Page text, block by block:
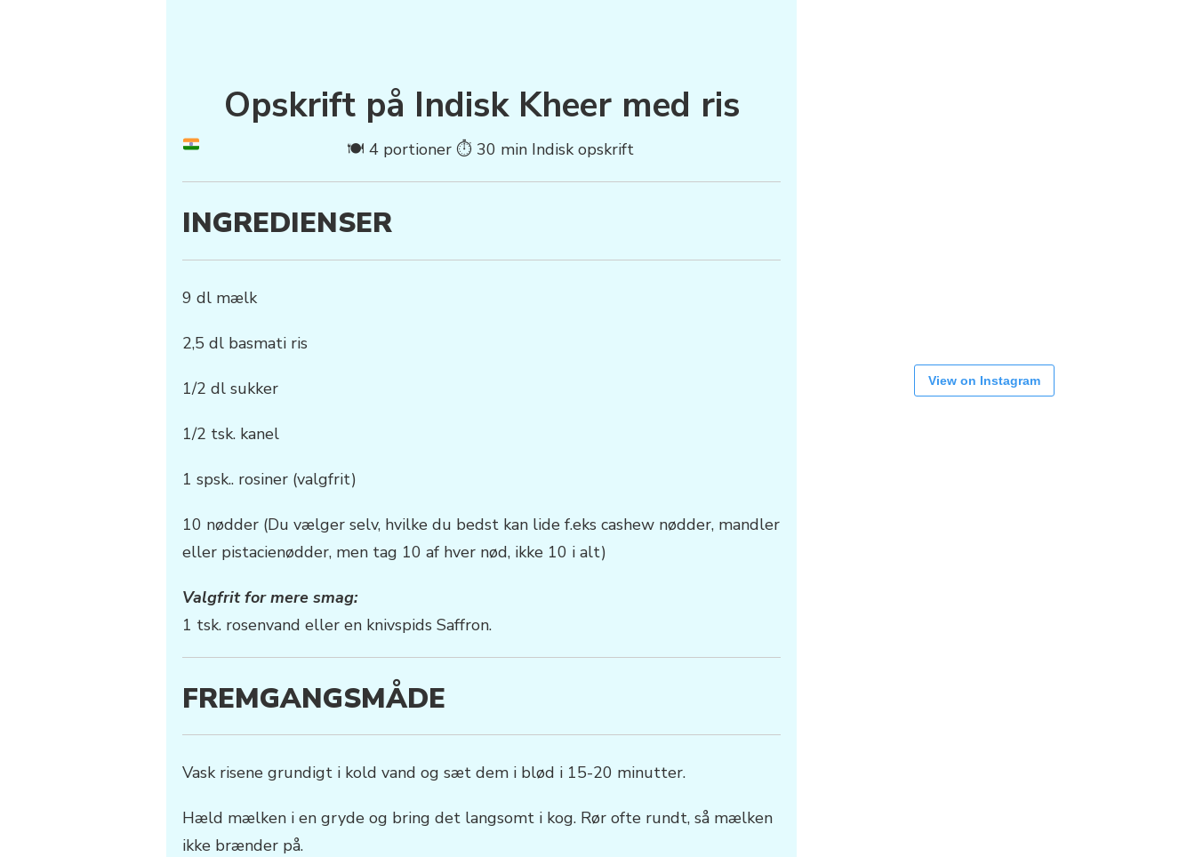
Opskrift på Indisk Kheer med ris
🍽 4 portioner ⏱ 30 min Indisk opskrift
INGREDIENSER
9 dl mælk
2,5 dl basmati ris
1/2 dl sukker
1/2 tsk. kanel
1 spsk.. rosiner (valgfrit)
10 nødder (Du vælger selv, hvilke du bedst kan lide f.eks cashew nødder, mandler
eller pistacienødder, men tag 10 af hver nød, ikke 10 i alt)
Valgfrit for mere smag:
1 tsk. rosenvand eller en knivspids Saffron.
FREMGANGSMÅDE
Vask risene grundigt i kold vand og sæt dem i blød i 15-20 minutter.
Hæld mælken i en gryde og bring det langsomt i kog. Rør ofte rundt, så mælken
ikke brænder på.
View on Instagram